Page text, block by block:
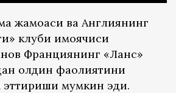
жамоаси ва Англиянинг
клуби ҳимоячиси
Франциянинг «Ланс»
олдин фаолиятини
эттириши мумкин эди.